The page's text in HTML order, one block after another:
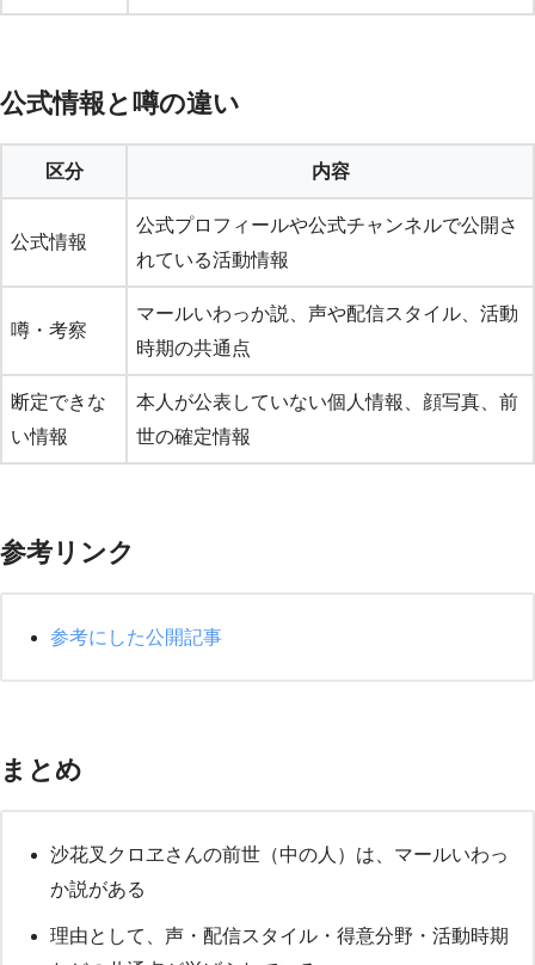
公式情報と噂の違い
区分 内容
公式情報
公式プロフィールや公式チャンネルで公開さ
れている活動情報
噂・考察
マールいわっか説、声や配信スタイル、活動
時期の共通点
断定できな
い情報
本人が公表していない個人情報、顔写真、前
世の確定情報
参考リンク
参考にした公開記事
まとめ
沙花叉クロヱさんの前世（中の人）は、マールいわっ
か説がある
理由として、声・配信スタイル・得意分野・活動時期